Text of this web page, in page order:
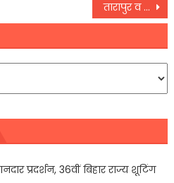
तारापुर व कुशेश्वरस्थान में वोटिंग संपन्न, कुशेश्वरस्थान में 49% तो तारापुर में 50.04% वोटिंग
प्रदर्शन, 36वीं बिहार राज्य शूटिंग